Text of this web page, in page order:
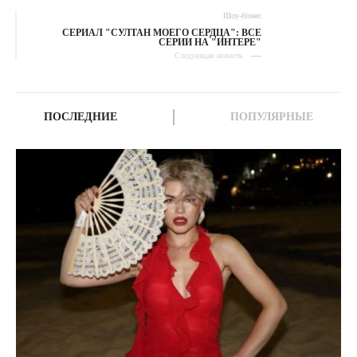
Шоу-бізнес
СЕРИАЛ "СУЛТАН МОЕГО СЕРДЦА": ВСЕ
СЕРИИ НА "ИНТЕРЕ"
Следующая новость
ПОСЛЕДНИЕ ПОПУЛЯРНЫЕ